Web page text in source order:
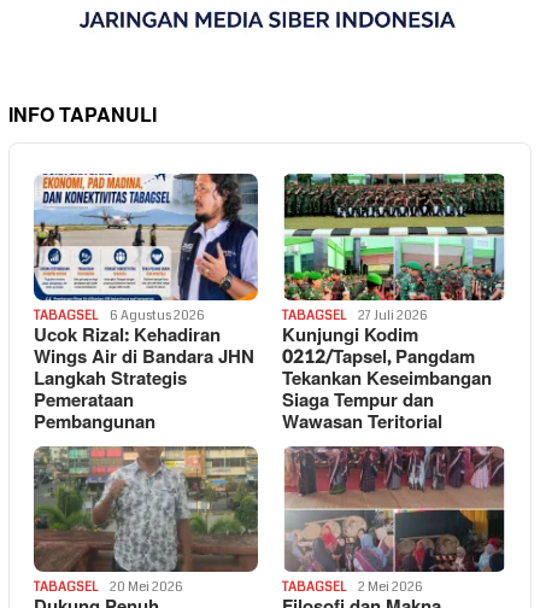
INFO TAPANULI
TABAGSEL 6 Agustus 2026
Ucok Rizal: Kehadiran
Wings Air di Bandara JHN
Langkah Strategis
Pemerataan
Pembangunan
TABAGSEL 27 Juli 2026
Kunjungi Kodim
0212/Tapsel, Pangdam
Tekankan Keseimbangan
Siaga Tempur dan
Wawasan Teritorial
TABAGSEL 20 Mei 2026 TABAGSEL 2 Mei 2026